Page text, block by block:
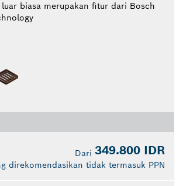
luar biasa merupakan fitur dari Bosch
Dari 349.800 IDR
direkomendasikan tidak termasuk PPN